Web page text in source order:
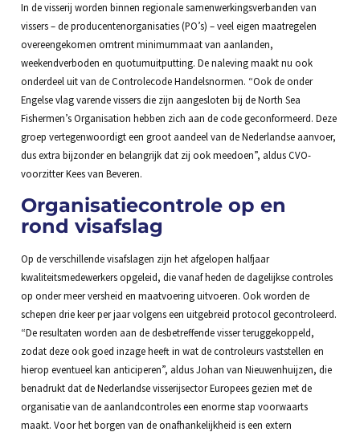
In de visserij worden binnen regionale samenwerkingsverbanden van
vissers – de producentenorganisaties (PO’s) – veel eigen maatregelen
overeengekomen omtrent minimummaat van aanlanden,
weekendverboden en quotumuitputting. De naleving maakt nu ook
onderdeel uit van de Controlecode Handelsnormen. “Ook de onder
Engelse vlag varende vissers die zijn aangesloten bij de North Sea
Fishermen’s Organisation hebben zich aan de code geconformeerd. Deze
groep vertegenwoordigt een groot aandeel van de Nederlandse aanvoer,
dus extra bijzonder en belangrijk dat zij ook meedoen”, aldus CVO-
voorzitter Kees van Beveren.
Organisatiecontrole op en
rond visafslag
Op de verschillende visafslagen zijn het afgelopen halfjaar
kwaliteitsmedewerkers opgeleid, die vanaf heden de dagelijkse controles
op onder meer versheid en maatvoering uitvoeren. Ook worden de
schepen drie keer per jaar volgens een uitgebreid protocol gecontroleerd.
“De resultaten worden aan de desbetreffende visser teruggekoppeld,
zodat deze ook goed inzage heeft in wat de controleurs vaststellen en
hierop eventueel kan anticiperen”, aldus Johan van Nieuwenhuijzen, die
benadrukt dat de Nederlandse visserijsector Europees gezien met de
organisatie van de aanlandcontroles een enorme stap voorwaarts
maakt. Voor het borgen van de onafhankelijkheid is een extern